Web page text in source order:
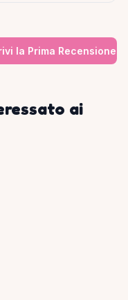
la Prima Recensione
ai